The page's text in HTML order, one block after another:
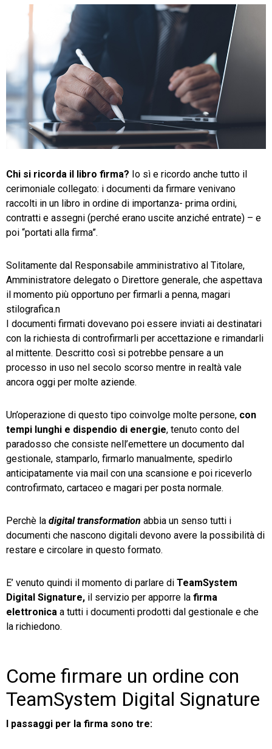
Fatturazione
Financial Solutions
HR
Trust Services
TeamSystem Corporate
Chi si ricorda il libro firma? Io sì e ricordo anche tutto il
cerimoniale collegato: i documenti da firmare venivano
raccolti in un libro in ordine di importanza- prima ordini,
contratti e assegni (perché erano uscite anziché entrate) – e
poi “portati alla firma”.
Solitamente dal Responsabile amministrativo al Titolare,
Amministratore delegato o Direttore generale, che aspettava
il momento più opportuno per firmarli a penna, magari
stilografica.n
I documenti firmati dovevano poi essere inviati ai destinatari
con la richiesta di controfirmarli per accettazione e rimandarli
al mittente. Descritto così si potrebbe pensare a un
processo in uso nel secolo scorso mentre in realtà vale
ancora oggi per molte aziende.
Un’operazione di questo tipo coinvolge molte persone, con
tempi lunghi e dispendio di energie, tenuto conto del
paradosso che consiste nell’emettere un documento dal
gestionale, stamparlo, firmarlo manualmente, spedirlo
anticipatamente via mail con una scansione e poi riceverlo
controfirmato, cartaceo e magari per posta normale.
Perchè la digital transformation abbia un senso tutti i
documenti che nascono digitali devono avere la possibilità di
restare e circolare in questo formato.
E’ venuto quindi il momento di parlare di TeamSystem
Digital Signature, il servizio per apporre la firma
elettronica a tutti i documenti prodotti dal gestionale e che
la richiedono.
Come firmare un ordine con
TeamSystem Digital Signature
I passaggi per la firma sono tre: